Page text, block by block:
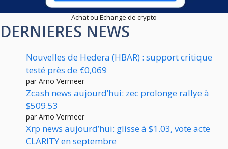
Achat ou Echange de crypto
DERNIERES NEWS
Nouvelles de Hedera (HBAR) : support critique
testé près de €0,069
par Arno Vermeer
Zcash news aujourd’hui: zec prolonge rallye à
$509.53
par Arno Vermeer
Xrp news aujourd’hui: glisse à $1.03, vote acte
CLARITY en septembre